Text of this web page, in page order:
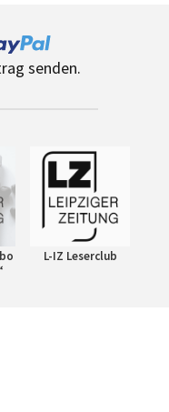
senden.
L-IZ Leserclub